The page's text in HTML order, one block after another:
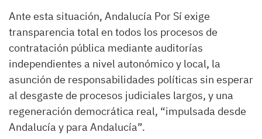
Ante esta situación, Andalucía Por Sí exige
transparencia total en todos los procesos de
contratación pública mediante auditorías
independientes a nivel autonómico y local, la
asunción de responsabilidades políticas sin esperar
al desgaste de procesos judiciales largos, y una
regeneración democrática real, “impulsada desde
Andalucía y para Andalucía”.